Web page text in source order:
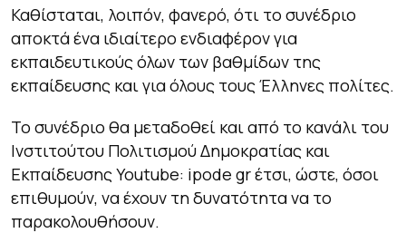
Καθίσταται, λοιπόν, φανερό, ότι το συνέδριο
αποκτά ένα ιδιαίτερο ενδιαφέρον για
εκπαιδευτικούς όλων των βαθμίδων της
εκπαίδευσης και για όλους τους Έλληνες πολίτες.
Το συνέδριο θα μεταδοθεί και από το κανάλι του
Ινστιτούτου Πολιτισμού Δημοκρατίας και
Εκπαίδευσης Youtube: ipode gr έτσι, ώστε, όσοι
επιθυμούν, να έχουν τη δυνατότητα να το
παρακολουθήσουν.